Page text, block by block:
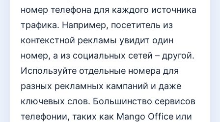
номер телефона для каждого источника
трафика. Например, посетитель из
контекстной рекламы увидит один
номер, а из социальных сетей – другой.
Используйте отдельные номера для
разных рекламных кампаний и даже
ключевых слов. Большинство сервисов
телефонии, таких как Mango Office или